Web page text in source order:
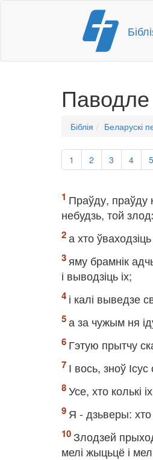
Перайсці
змесціва
Біблія Беларускі
1 2 3 4 5
Праўду, праўду
небудзь, той
а хто
яму брамнік
і выводзіць іх;
і калі выведзе
а за чужым ня
Гэтую прытчу
І вось, зноў
Усе, хто колькі
Я - дзьверы:
Злодзей
мелі жыцьцё і